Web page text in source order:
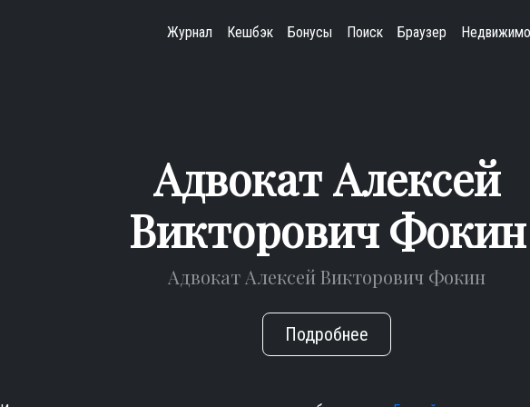
Журнал Кешбэк Бонусы Поиск Браузер
Адвокат Алексей
Викторович Фокин
Адвокат Алексей Викторович Фокин
Подробнее